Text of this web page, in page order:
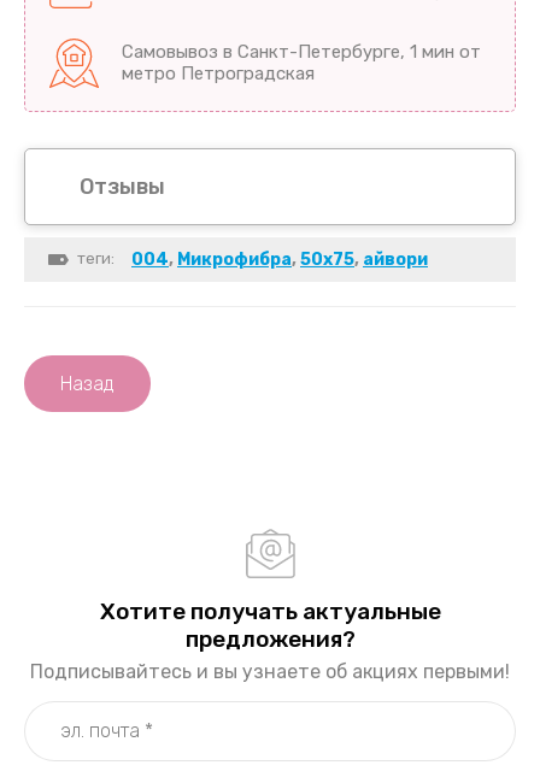
Самовывоз в Санкт-Петербурге, 1 мин от
метро Петроградская
Отзывы
теги: 004, Микрофибра, 50х75, айвори
Назад
Хотите получать актуальные
предложения?
Подписывайтесь и вы узнаете об акциях первыми!